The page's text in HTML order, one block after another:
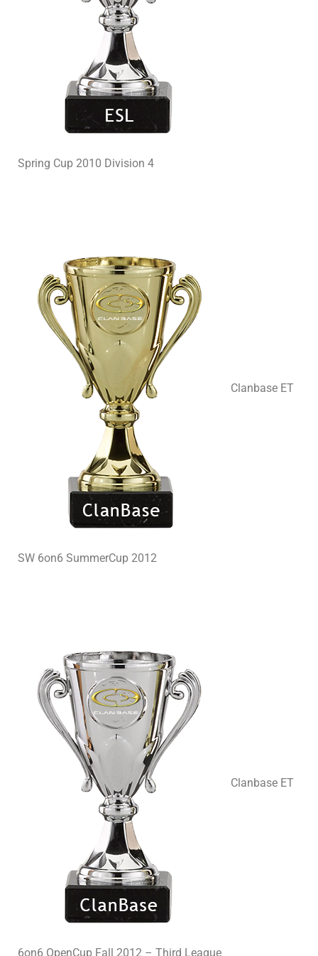
Spring Cup 2010 Division 4
Clanbase ET
SW 6on6 SummerCup 2012
Clanbase ET
6on6 OpenCup Fall 2012 – Third League